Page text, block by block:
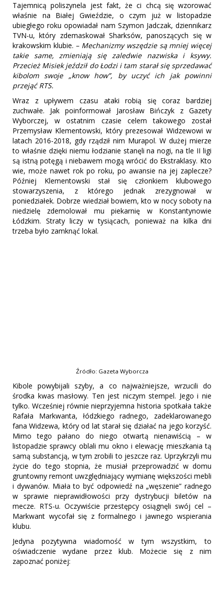
Tajemnicą poliszynela jest fakt, że ci chcą się wzorować
właśnie na Białej Gwieździe, o czym już w listopadzie
ubiegłego roku opowiadał nam Szymon Jadczak, dziennikarz
TVN-u, który zdemaskował Sharksów, panoszących się w
krakowskim klubie. – Mechanizmy wszędzie są mniej więcej
takie same, zmieniają się zaledwie nazwiska i ksywy.
Przecież Misiek jeździł do Łodzi i tam starał się sprzedawać
kibolom swoje „know how”, by uczyć ich jak powinni
przejąć RTS.
Wraz z upływem czasu ataki robią się coraz bardziej
zuchwałe. Jak poinformował Jarosław Bińczyk z Gazety
Wyborczej, w ostatnim czasie celem takowego został
Przemysław Klementowski, który prezesował Widzewowi w
latach 2016-2018, gdy rządził nim Murapol. W dużej mierze
to właśnie dzięki niemu łodzianie stanęli na nogi, na tle II ligi
są istną potęgą i niebawem mogą wrócić do Ekstraklasy. Kto
wie, może nawet rok po roku, po awansie na jej zaplecze?
Później Klementowski stał się członkiem klubowego
stowarzyszenia, z którego jednak zrezygnował w
poniedziałek. Dobrze wiedział bowiem, kto w nocy soboty na
niedzielę zdemolował mu piekarnię w Konstantynowie
Łódzkim. Straty liczy w tysiącach, ponieważ na kilka dni
trzeba było zamknąć lokal.
Źródło: Gazeta Wyborcza
Kibole powybijali szyby, a co najważniejsze, wrzucili do
środka kwas masłowy. Ten jest niczym stempel. Jego i nie
tylko. Wcześniej równie nieprzyjemna historia spotkała także
Rafała Markwanta, łódzkiego radnego, zadeklarowanego
fana Widzewa, który od lat starał się działać na jego korzyść.
Mimo tego pałano do niego otwartą nienawiścią – w
listopadzie sprawcy oblali mu okno i elewację mieszkania tą
samą substancją, w tym zrobili to jeszcze raz. Uprzykrzyli mu
życie do tego stopnia, że musiał przeprowadzić w domu
gruntowny remont uwzględniający wymianę większości mebli
i dywanów. Miała to być odpowiedź na „węszenie” radnego
w sprawie nieprawidłowości przy dystrybucji biletów na
mecze. RTS-u. Oczywiście przestępcy osiągnęli swój cel –
Markwant wycofał się z formalnego i jawnego wspierania
klubu.
Jedyna pozytywna wiadomość w tym wszystkim, to
oświadczenie wydane przez klub. Możecie się z nim
zapoznać poniżej: